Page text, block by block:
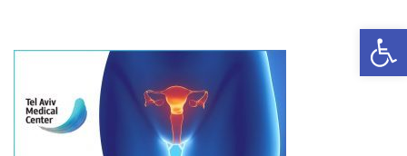
פתח סרגל נגישות